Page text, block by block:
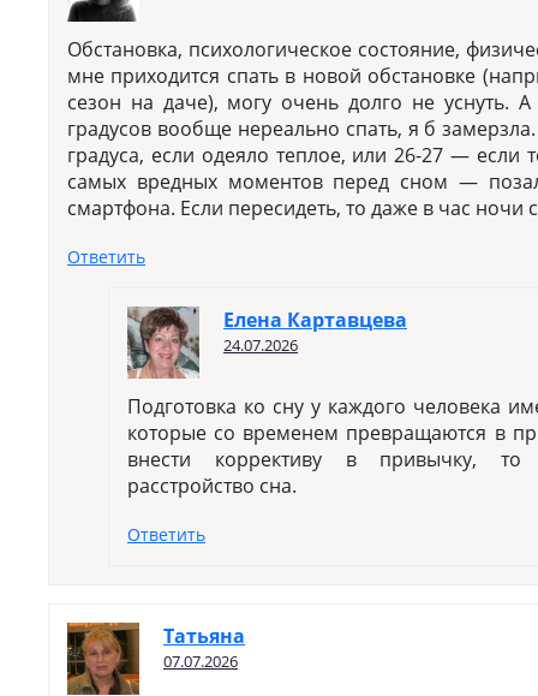
Обстановка, психологическое состояние,
мне приходится спать в новой обстановке
сезон на даче), могу очень долго не уснуть.
градусов вообще нереально спать, я б
градуса, если одеяло теплое, или 26-27 — если
самых вредных моментов перед сном —
смартфона. Если пересидеть, то даже в час ночи
Ответить
Елена Картавцева
24.07.2026
Подготовка ко сну у каждого человека
которые со временем превращаются в
внести коррективу в привычку, то
расстройство сна.
Ответить
Татьяна
07.07.2026